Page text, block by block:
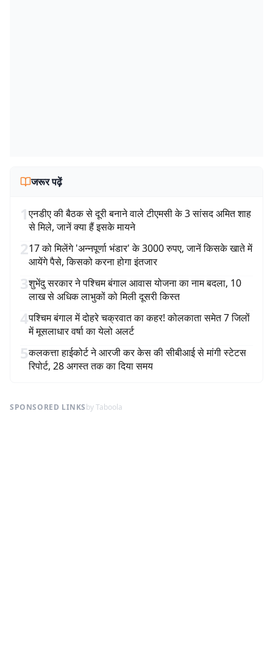
जरूर पढ़ें
1एनडीए की बैठक से दूरी बनाने वाले टीएमसी के 3 सांसद अमित शाह
से मिले, जानें क्या हैं इसके मायने
217 को मिलेंगे 'अन्नपूर्णा भंडार' के 3000 रुपए, जानें किसके खाते में
आयेंगे पैसे, किसको करना होगा इंतजार
3शुभेंदु सरकार ने पश्चिम बंगाल आवास योजना का नाम बदला, 10
लाख से अधिक लाभुकों को मिली दूसरी किस्त
4पश्चिम बंगाल में दोहरे चक्रवात का कहर! कोलकाता समेत 7 जिलों
में मूसलाधार वर्षा का येलो अलर्ट
5कलकत्ता हाईकोर्ट ने आरजी कर केस की सीबीआई से मांगी स्टेटस
रिपोर्ट, 28 अगस्त तक का दिया समय
SPONSORED LINKSby Taboola